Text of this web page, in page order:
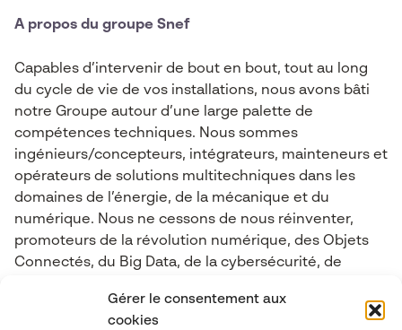
Gérer le consentement aux
cookies
A propos du groupe Snef
Capables d’intervenir de bout en bout, tout au long
du cycle de vie de vos installations, nous avons bâti
notre Groupe autour d’une large palette de
compétences techniques. Nous sommes
ingénieurs/concepteurs, intégrateurs, mainteneurs et
opérateurs de solutions multitechniques dans les
domaines de l’énergie, de la mécanique et du
numérique. Nous ne cessons de nous réinventer,
promoteurs de la révolution numérique, des Objets
Connectés, du Big Data, de la cybersécurité, de
Réalité mixte.